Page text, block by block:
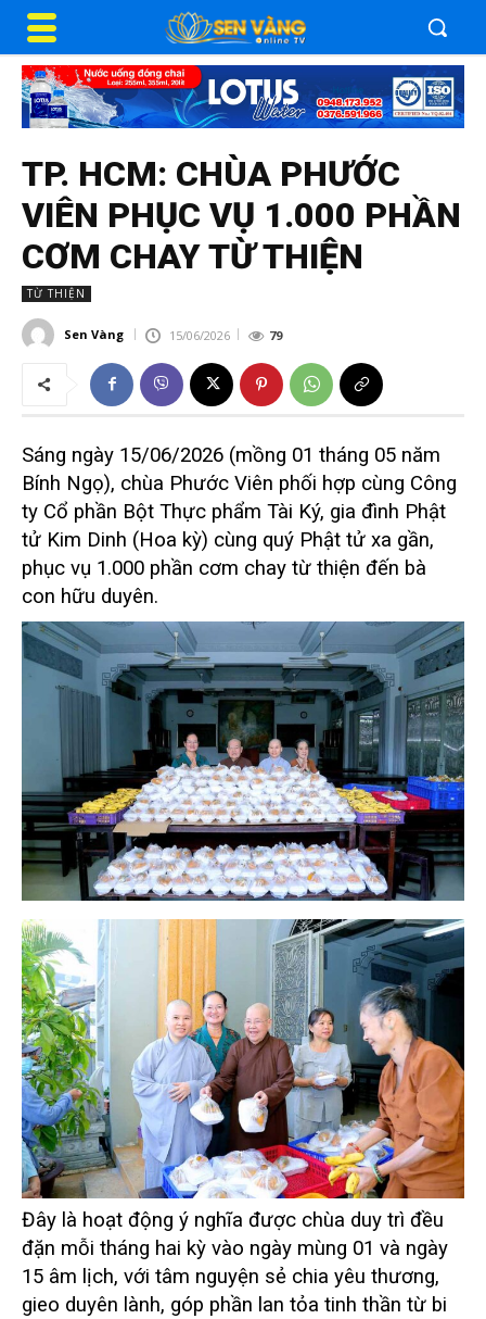
TP. HCM: CHÙA PHƯỚC
VIÊN PHỤC VỤ 1.000 PHẦN
CƠM CHAY TỪ THIỆN
TỪ THIỆN
Sen Vàng 15/06/2026 79
Sáng ngày 15/06/2026 (mồng 01 tháng 05 năm
Bính Ngọ), chùa Phước Viên phối hợp cùng Công
ty Cổ phần Bột Thực phẩm Tài Ký, gia đình Phật
tử Kim Dinh (Hoa kỳ) cùng quý Phật tử xa gần,
phục vụ 1.000 phần cơm chay từ thiện đến bà
con hữu duyên.
Đây là hoạt động ý nghĩa được chùa duy trì đều
đặn mỗi tháng hai kỳ vào ngày mùng 01 và ngày
15 âm lịch, với tâm nguyện sẻ chia yêu thương,
gieo duyên lành, góp phần lan tỏa tinh thần từ bi